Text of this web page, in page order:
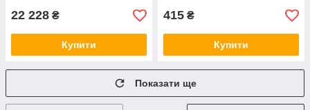
22 228 ₴
Купити
415 ₴
Купити
Показати ще